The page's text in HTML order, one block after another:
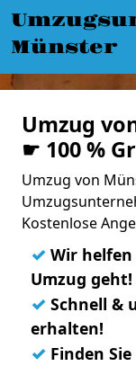
Münster
Umzug
☛ 100 %
Umzug von
Kostenlose
✓ Wir
Umzug geht!
✓ Schnell &
erhalten!
✓ Finden